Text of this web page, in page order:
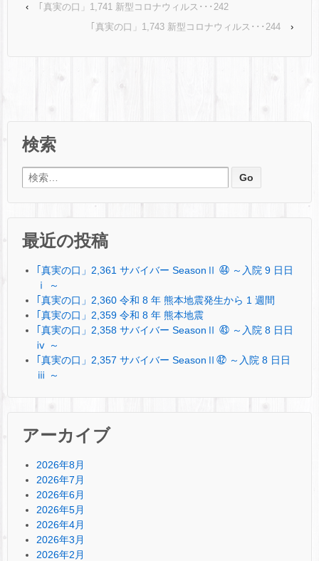
‹
｢真実の口」1,741 新型コロナウィルス･･･242
｢真実の口」1,743 新型コロナウィルス･･･244
›
検索
検索:
最近の投稿
｢真実の口」2,361 サバイバー SeasonⅡ ㊹ ～入院 9 日日
ⅰ ～
｢真実の口」2,360 令和 8 年 熊本地震発生から 1 週間
｢真実の口」2,359 令和 8 年 熊本地震
｢真実の口」2,358 サバイバー SeasonⅡ ㊸ ～入院 8 日日
ⅳ ～
｢真実の口」2,357 サバイバー SeasonⅡ㊷ ～入院 8 日日
ⅲ ～
アーカイブ
2026年8月
2026年7月
2026年6月
2026年5月
2026年4月
2026年3月
2026年2月